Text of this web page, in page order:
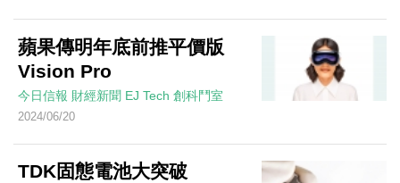
蘋果傳明年底前推平價版
Vision Pro
今日信報 財經新聞 EJ Tech 創科鬥室
2024/06/20
TDK固態電池大突破